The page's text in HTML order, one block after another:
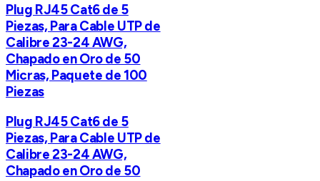
Plug RJ45 Cat6 de 5
Piezas, Para Cable UTP de
Calibre 23-24 AWG,
Chapado en Oro de 50
Micras, Paquete de 100
Piezas
Plug RJ45 Cat6 de 5
Piezas, Para Cable UTP de
Calibre 23-24 AWG,
Chapado en Oro de 50